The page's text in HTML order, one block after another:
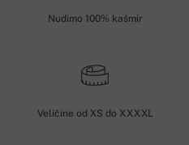
Nudimo 100% kašmir
Veličine od XS do XXXXL